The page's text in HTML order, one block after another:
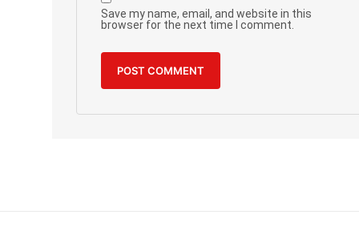
Save my name, email, and website in this
browser for the next time I comment.